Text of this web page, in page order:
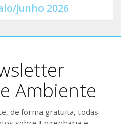
junho 2026
Ambiente
de forma gratuita, todas